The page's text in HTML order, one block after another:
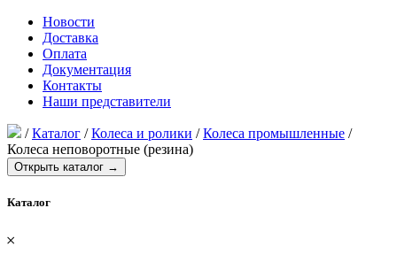
Новости
Доставка
Оплата
Документация
Контакты
Наши представители
/Каталог /Колеса и ролики /Колеса промышленные /
Колеса неповоротные (резина)
Открыть каталог →
Каталог
𐄂